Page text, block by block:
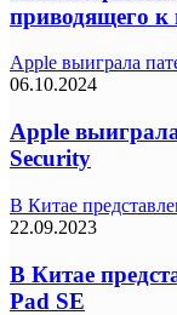
приводящего к
Apple выиграла
06.10.2024
Apple
Security
В Китае
22.09.2023
В Китае
Pad SE